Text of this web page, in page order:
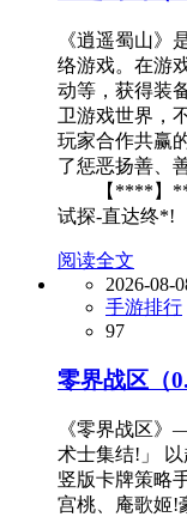
《逍遥蜀山》
络游戏。在游
动等，获得装
卫游戏世界，
玩家合作共赢
了惩恶扬善
【****】
试探-直达终*!
阅读全文
2026-08-
手游排行
97
零界战区（
《零界战区
术士集结!」
竖版卡牌策略
宫桃、庵歌姬!